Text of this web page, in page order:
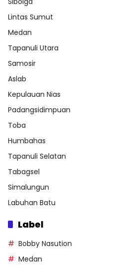
Lintas Sumut
Medan
Tapanuli Utara
Samosir
Aslab
Kepulauan Nias
Padangsidimpuan
Toba
Humbahas
Tapanuli Selatan
Tabagsel
Simalungun
Labuhan Batu
Label
Bobby Nasution
Medan